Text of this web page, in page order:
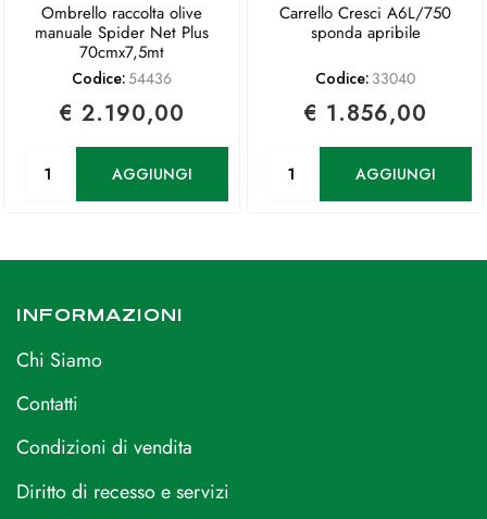
Ombrello raccolta olive
manuale Spider Net Plus
70cmx7,5mt
Codice:54436
€ 2.190,00
AGGIUNGI
Carrello Cresci A6L/750
sponda apribile
Codice: 33040
€ 1.856,00
AGGIUNGI
INFORMAZIONI
Chi Siamo
Contatti
Condizioni di vendita
Diritto di recesso e servizi